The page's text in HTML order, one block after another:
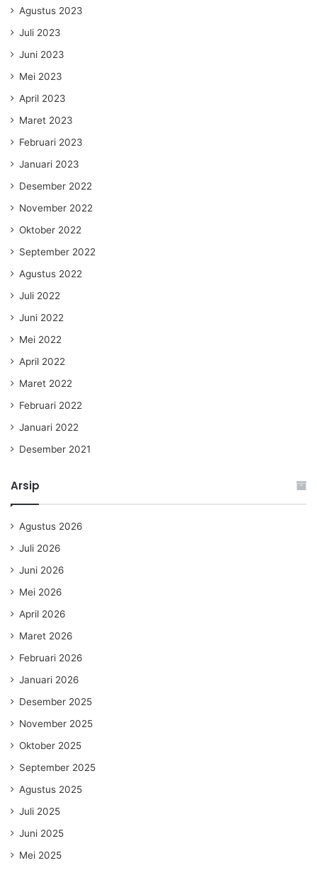
Agustus 2023
Juli 2023
Juni 2023
Mei 2023
April 2023
Maret 2023
Februari 2023
Januari 2023
Desember 2022
November 2022
Oktober 2022
September 2022
Agustus 2022
Juli 2022
Juni 2022
Mei 2022
April 2022
Maret 2022
Februari 2022
Januari 2022
Desember 2021
Arsip
Agustus 2026
Juli 2026
Juni 2026
Mei 2026
April 2026
Maret 2026
Februari 2026
Januari 2026
Desember 2025
November 2025
Oktober 2025
September 2025
Agustus 2025
Juli 2025
Juni 2025
Mei 2025